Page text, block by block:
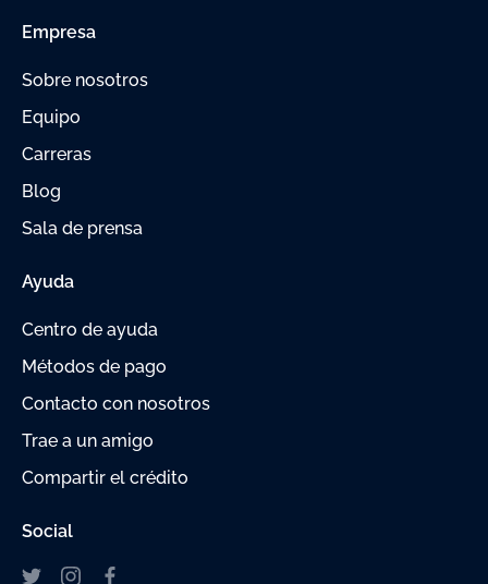
Empresa
Sobre nosotros
Equipo
Carreras
Blog
Sala de prensa
Ayuda
Centro de ayuda
Métodos de pago
Contacto con nosotros
Trae a un amigo
Compartir el crédito
Social